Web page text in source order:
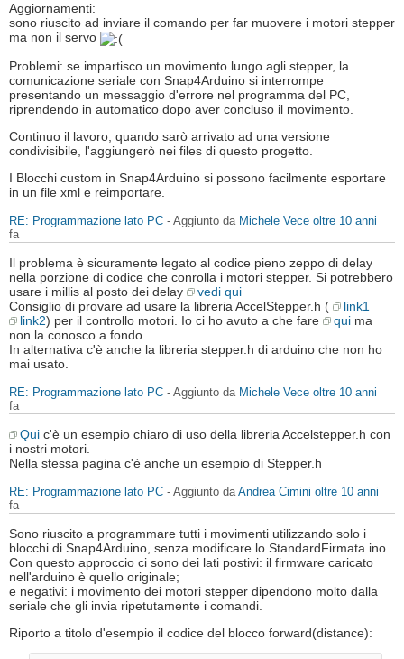
Aggiornamenti:
sono riuscito ad inviare il comando per far muovere i motori stepper
ma non il servo
Problemi: se impartisco un movimento lungo agli stepper, la
comunicazione seriale con Snap4Arduino si interrompe
presentando un messaggio d'errore nel programma del PC,
riprendendo in automatico dopo aver concluso il movimento.
Continuo il lavoro, quando sarò arrivato ad una versione
condivisibile, l'aggiungerò nei files di questo progetto.
I Blocchi custom in Snap4Arduino si possono facilmente esportare
in un file xml e reimportare.
RE: Programmazione lato PC - Aggiunto da Michele Vece oltre 10 anni
fa
Il problema è sicuramente legato al codice pieno zeppo di delay
nella porzione di codice che conrolla i motori stepper. Si potrebbero
usare i millis al posto dei delay
vedi qui
Consiglio di provare ad usare la libreria AccelStepper.h (
link1
link2) per il controllo motori. Io ci ho avuto a che fare qui ma
non la conosco a fondo.
In alternativa c'è anche la libreria stepper.h di arduino che non ho
mai usato.
RE: Programmazione lato PC - Aggiunto da Michele Vece oltre 10 anni
fa
Qui c'è un esempio chiaro di uso della libreria Accelstepper.h con
i nostri motori.
Nella stessa pagina c'è anche un esempio di Stepper.h
RE: Programmazione lato PC - Aggiunto da Andrea Cimini oltre 10 anni
fa
Sono riuscito a programmare tutti i movimenti utilizzando solo i
blocchi di Snap4Arduino, senza modificare lo StandardFirmata.ino
Con questo approccio ci sono dei lati postivi: il firmware caricato
nell'arduino è quello originale;
e negativi: i movimento dei motori stepper dipendono molto dalla
seriale che gli invia ripetutamente i comandi.
Riporto a titolo d'esempio il codice del blocco forward(distance):